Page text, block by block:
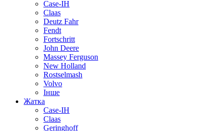
Case-IH
Claas
Deutz Fahr
Fendt
Fortschritt
John Deere
Massey Ferguson
New Holland
Rostselmash
Volvo
Інше
Жатка
Case-IH
Claas
Geringhoff